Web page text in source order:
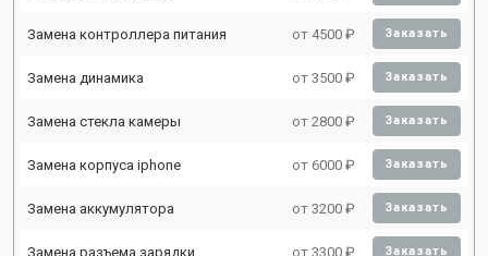
Замена контроллера питания от 4500 ₽ Заказать
Замена динамика от 3500 ₽ Заказать
Замена стекла камеры от 2800 ₽ Заказать
Замена корпуса iphone от 6000 ₽ Заказать
Замена аккумулятора от 3200 ₽ Заказать
Замена разъема зарядки от 3300 ₽ Заказать